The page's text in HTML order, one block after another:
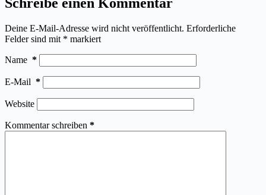
Deine E-Mail-Adresse wird nicht veröffentlicht. Erforderliche
Felder sind mit * markiert
Name *
E-Mail *
Website
Kommentar schreiben *